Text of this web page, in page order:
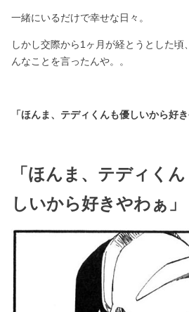
一緒にいるだけで幸せな日々。
しかし交際から1ヶ月が経とうとした頃
んなことを言ったんや。。
「ほんま、テディくんも優しいから好き
「ほんま、テディくん
しいから好きやわぁ」